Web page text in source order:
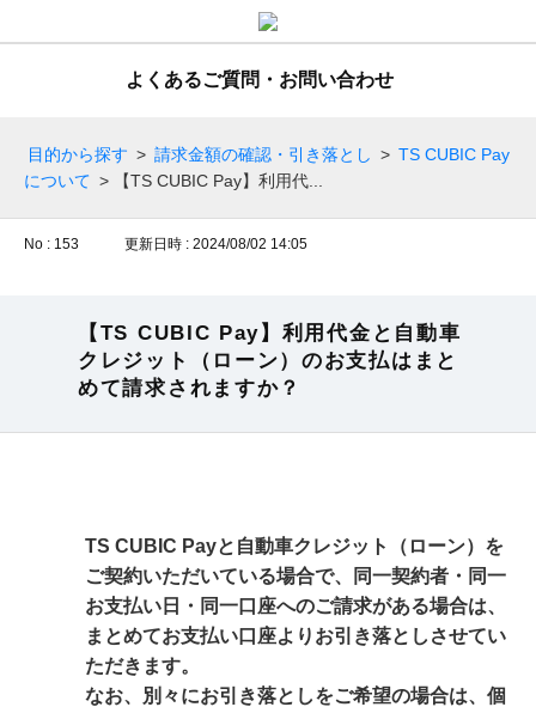
よくあるご質問・お問い合わせ
目的から探す > 請求金額の確認・引き落とし > TS CUBIC Pay
について > 【TS CUBIC Pay】利用代...
No : 153 更新日時 : 2024/08/02 14:05
【TS CUBIC Pay】利用代金と自動車
クレジット（ローン）のお支払はまと
めて請求されますか？
TS CUBIC Payと自動車クレジット（ローン）を
ご契約いただいている場合で、同一契約者・同一
お支払い日・同一口座へのご請求がある場合は、
まとめてお支払い口座よりお引き落としさせてい
ただきます。
なお、別々にお引き落としをご希望の場合は、個